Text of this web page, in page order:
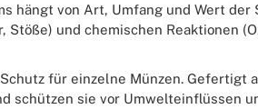
hängt von Art, Umfang und Wert
Stöße) und chemischen Reaktionen
für einzelne Münzen. Gefertigt
schützen sie vor Umwelteinflüssen